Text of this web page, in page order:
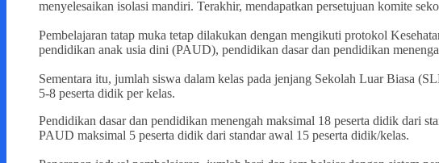
menyelesaikan isolasi mandiri. Terakhir, mendapatkan persetujuan komite
Pembelajaran tatap muka tetap dilakukan dengan mengikuti protokol
pendidikan anak usia dini (PAUD), pendidikan dasar dan pendidikan
Sementara itu, jumlah siswa dalam kelas pada jenjang Sekolah Luar Biasa
5-8 peserta didik per kelas.
Pendidikan dasar dan pendidikan menengah maksimal 18 peserta didik dari
PAUD maksimal 5 peserta didik dari standar awal 15 peserta didik/kelas.